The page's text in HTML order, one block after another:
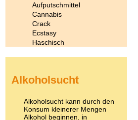
Aufputschmittel
Cannabis
Crack
Ecstasy
Haschisch
Kokain
LSD
Marihuana
Medikamente
Alkoholsucht
Alkoholsucht kann durch den
Konsum kleinerer Mengen
Alkohol beginnen, in